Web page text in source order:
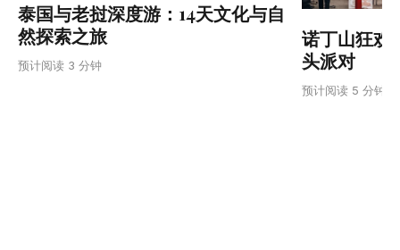
泰国与老挝深度游：14天文化与自
然探索之旅
预计阅读 3 分钟
诺丁山狂欢
头派对
预计阅读 5 分钟